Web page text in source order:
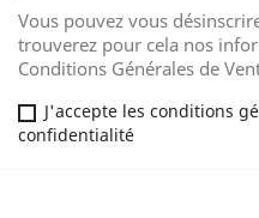
Vous pouvez vous
trouverez pour cela nos
Conditions Générales de
J'accepte les conditions
confidentialité